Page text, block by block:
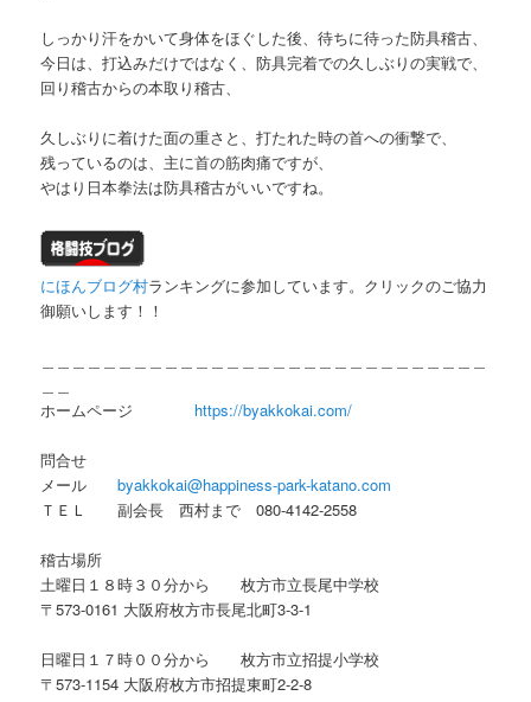
しっかり汗をかいて身体をほぐした後、待ちに待った防具稽古、
今日は、打込みだけではなく、防具完着での久しぶりの実戦で、
回り稽古からの本取り稽古、
久しぶりに着けた面の重さと、打たれた時の首への衝撃で、
残っているのは、主に首の筋肉痛ですが、
やはり日本拳法は防具稽古がいいですね。
にほんブログ村ランキングに参加しています。クリックのご協力
御願いします！！
ホームページ https://byakkokai.com/
問合せ
メールbyakkokai@happiness-park-katano.com
ＴＥＬ 副会長 西村まで 080-4142-2558
稽古場所
土曜日１８時３０分から 枚方市立長尾中学校
〒573-0161 大阪府枚方市長尾北町3-3-1
日曜日１７時００分から 枚方市立招提小学校
〒573-1154 大阪府枚方市招提東町2-2-8